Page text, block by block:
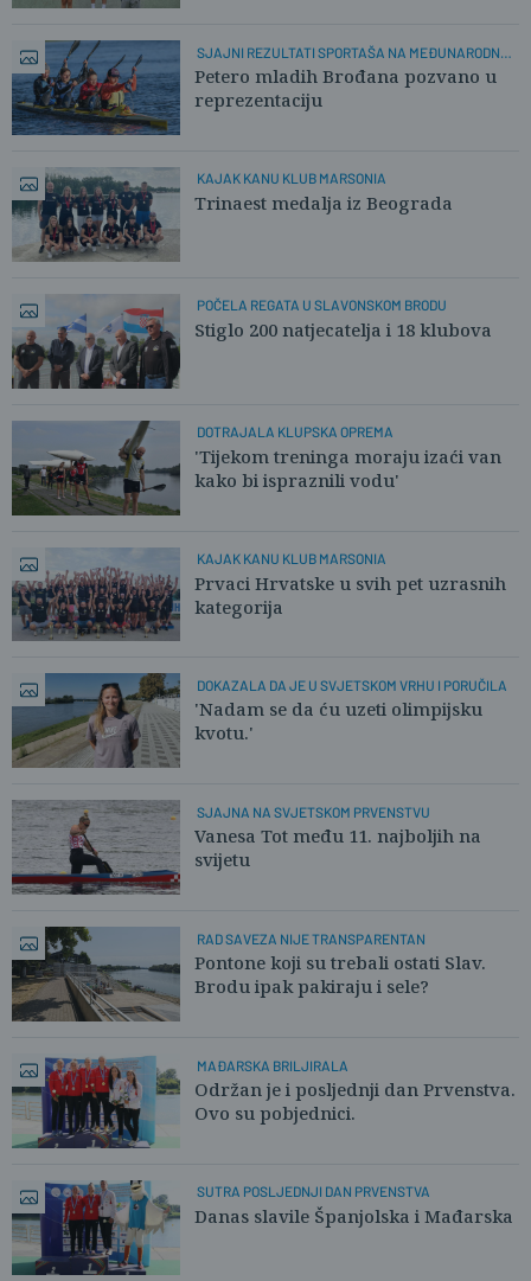
SJAJNI REZULTATI SPORTAŠA NA MEĐUNARODNOJ
SCENI
Petero mladih Brođana pozvano u
reprezentaciju
KAJAK KANU KLUB MARSONIA
Trinaest medalja iz Beograda
POČELA REGATA U SLAVONSKOM BRODU
Stiglo 200 natjecatelja i 18 klubova
DOTRAJALA KLUPSKA OPREMA
'Tijekom treninga moraju izaći van
kako bi ispraznili vodu'
KAJAK KANU KLUB MARSONIA
Prvaci Hrvatske u svih pet uzrasnih
kategorija
DOKAZALA DA JE U SVJETSKOM VRHU I PORUČILA
'Nadam se da ću uzeti olimpijsku
kvotu.'
SJAJNA NA SVJETSKOM PRVENSTVU
Vanesa Tot među 11. najboljih na
svijetu
RAD SAVEZA NIJE TRANSPARENTAN
Pontone koji su trebali ostati Slav.
Brodu ipak pakiraju i sele?
MAĐARSKA BRILJIRALA
Održan je i posljednji dan Prvenstva.
Ovo su pobjednici.
SUTRA POSLJEDNJI DAN PRVENSTVA
Danas slavile Španjolska i Mađarska